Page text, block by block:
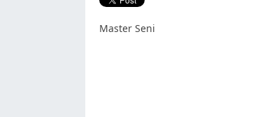
Master Seni